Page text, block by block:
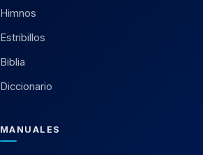
Himnos
Estribillos
Biblia
Diccionario
MANUALES